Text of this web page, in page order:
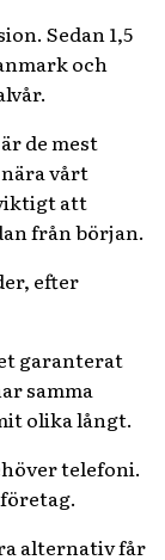
Sedan 1,5
och
de mest
vårt
att
från början.
efter
garanterat
samma
olika långt.
telefoni.
alternativ får